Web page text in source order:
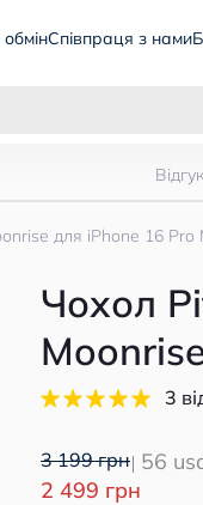
Співпраця з нами
для iPhone 16 Pro
Чохол
3
3 199 грн
2 499 грн
56